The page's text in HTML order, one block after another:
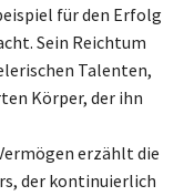
für den Erfolg
Sein Reichtum
Talenten,
Körper, der ihn
erzählt die
der kontinuierlich